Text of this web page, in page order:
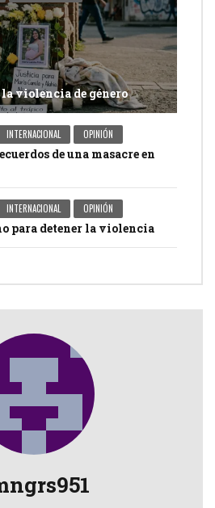
violencia de género
INTERNACIONAL OPINIÓN
de una masacre en
INTERNACIONAL OPINIÓN
para detener la violencia